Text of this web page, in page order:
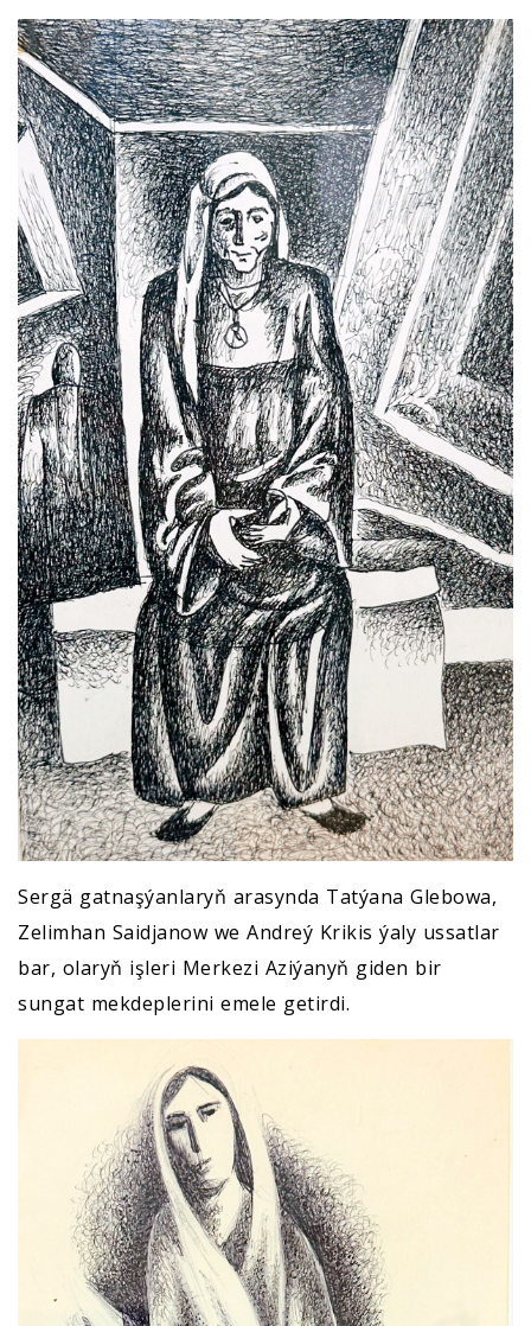
Sergä gatnaşýanlaryň arasynda Tatýana Glebowa,
Zelimhan Saidjanow we Andreý Krikis ýaly ussatlar
bar, olaryň işleri Merkezi Aziýanyň giden bir
sungat mekdeplerini emele getirdi.